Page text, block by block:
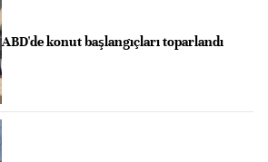
ABD'de konut başlangıçları toparlandı